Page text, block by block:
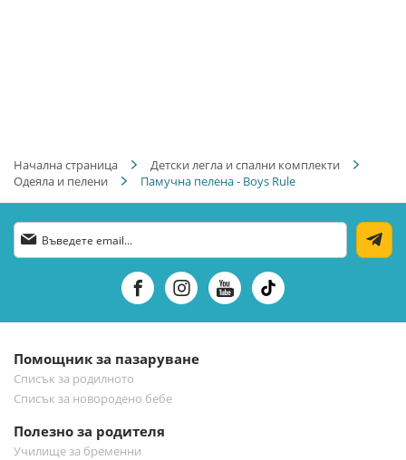
Начална страница
Детски легла и спални комплекти
Одеяла и пелени
Памучна пелена - Boys Rule
Абонирай
се
бюлетин:
Помощник за пазаруване
Списък за родилното
Списък за новородено бебе
Полезно за родителя
Училище за бременни